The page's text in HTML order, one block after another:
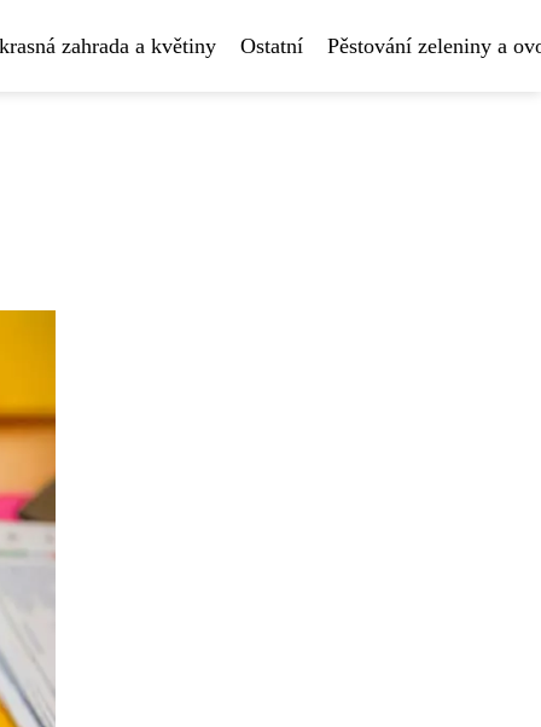
zahrada a květiny Ostatní Pěstování zeleniny a